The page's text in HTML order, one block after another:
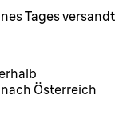
Tages versandt
Österreich